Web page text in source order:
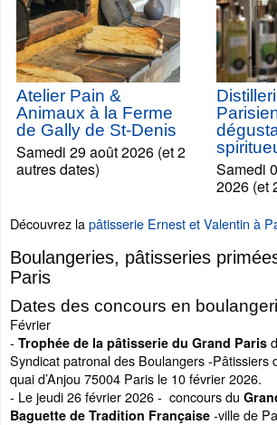
Atelier Pain &
Animaux à la Ferme
de Gally de St-Denis
Samedi 29 août 2026 (et 2
autres dates)
Samedi
2026 (et
Découvrez lapâtisserie Ernest et Valentin à
Boulangeries, pâtisseries
Paris
Dates des concours en
Février
- Trophée de la pâtisserie du Grand Paris
Syndicat patronal des Boulangers -Pâtissiers
quai d’Anjou 75004 Paris le 10 février 2026.
- Le jeudi 26 février 2026 - concours du
Baguette de Tradition Française -ville de